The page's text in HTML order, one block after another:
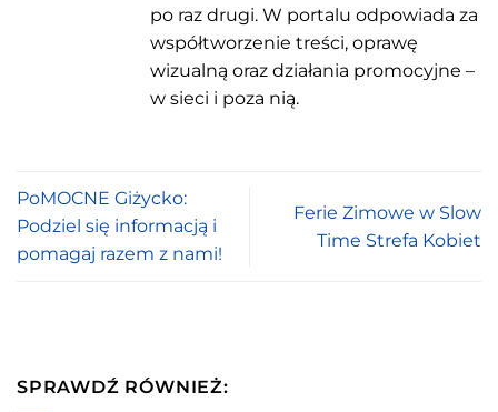
po raz drugi. W portalu odpowiada za
współtworzenie treści, oprawę
wizualną oraz działania promocyjne –
w sieci i poza nią.
PoMOCNE Giżycko:
Podziel się informacją i
pomagaj razem z nami!
Ferie Zimowe w Slow
Time Strefa Kobiet
SPRAWDŹ RÓWNIEŻ: